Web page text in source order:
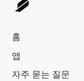
홈
앱
자주 묻는 질문